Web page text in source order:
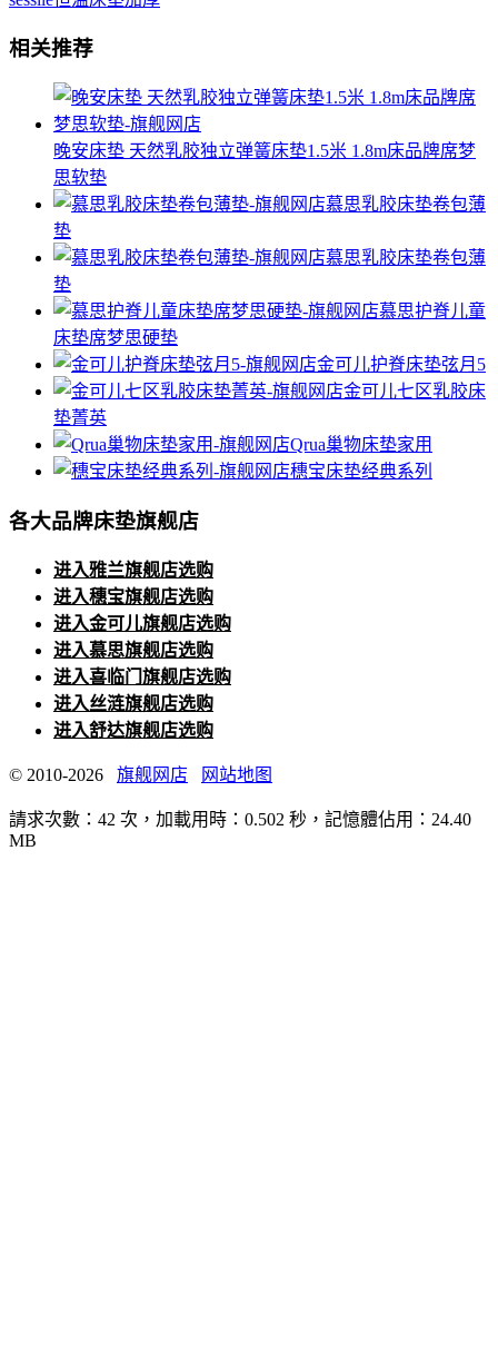
相关推荐
晚安床垫 天然乳胶独立弹簧床垫1.5米 1.8m床品牌席梦
思软垫
慕思乳胶床垫卷包薄
垫
慕思乳胶床垫卷包薄
垫
慕思护脊儿童
床垫席梦思硬垫
金可儿护脊床垫弦月5
金可儿七区乳胶床
垫菁英
Qrua巢物床垫家用
穗宝床垫经典系列
各大品牌床垫旗舰店
进入雅兰旗舰店选购
进入穗宝旗舰店选购
进入金可儿旗舰店选购
进入慕思旗舰店选购
进入喜临门旗舰店选购
进入丝涟旗舰店选购
进入舒达旗舰店选购
© 2010-2026 旗舰网店 网站地图
請求次數：42 次，加載用時：0.502 秒，記憶體佔用：24.40
MB